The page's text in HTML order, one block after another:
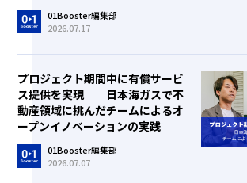
01Booster編集部
2026.07.17
プロジェクト期間中に有償サービ
ス提供を実現 日本海ガスで不
動産領域に挑んだチームによるオ
ープンイノベーションの実践
01Booster編集部
2026.07.07